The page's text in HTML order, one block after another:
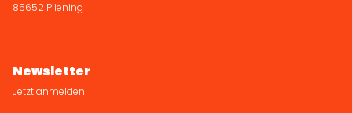
85652 Pliening
Newsletter
Jetzt anmelden